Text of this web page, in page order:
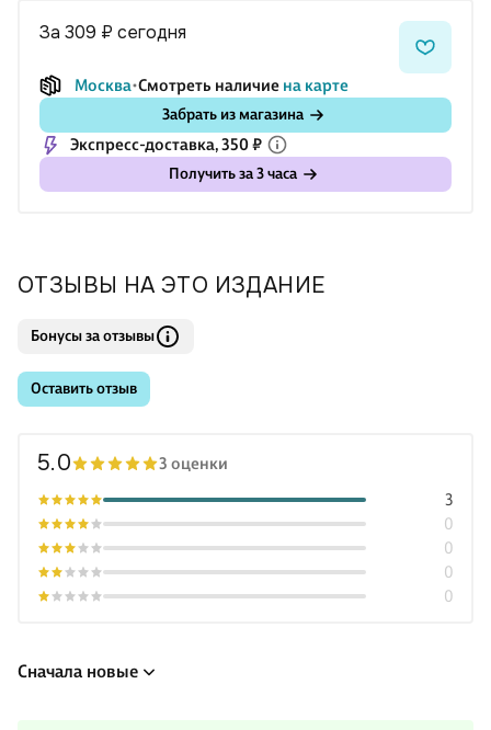
Теоретический — что означает тот или иной символ;
Интуитивный — когда образы появляются в медитации.
К каждой иллюстрации дано текстовое описание — какой
смысл она несёт. Вы сможете максимально глубоко
погрузиться в тему исследования себя и своего внутреннего
мира. Кроме того, мы пред
за 309 ₽ сегодня
Москва Смотреть наличие на карте
Забрать из магазина
Экспресс-доставка, 350 ₽
Получить за 3 часа
ОТЗЫВЫ НА ЭТО ИЗДАНИЕ
Бонусы за отзывы
Оставить отзыв
5.0 3 оценки
0
0
0
0
3
Сначала новые